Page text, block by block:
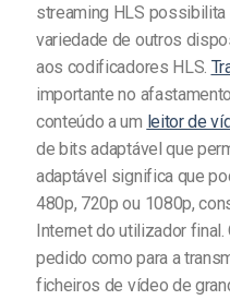
streaming HLS possibilita
variedade de outros
aos codificadores HLS.
importante no
conteúdo a um leitor de
de bits adaptável que
adaptável significa que
480p, 720p ou 1080p,
Internet do utilizador
pedido como para a
ficheiros de vídeo de